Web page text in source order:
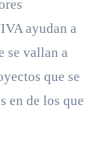
ayudan a
se vallan a
que se
en de los que